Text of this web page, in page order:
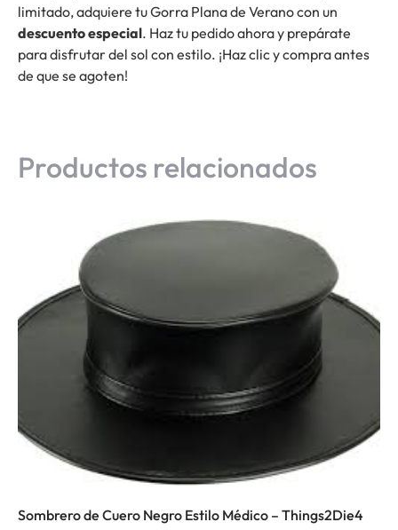
limitado, adquiere tu Gorra Plana de Verano con un
descuento especial. Haz tu pedido ahora y prepárate
para disfrutar del sol con estilo. ¡Haz clic y compra antes
de que se agoten!
Productos relacionados
Sombrero de Cuero Negro Estilo Médico – Things2Die4